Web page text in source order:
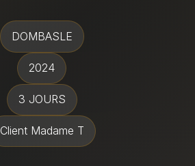
DOMBASLE
2024
3 JOURS
Client Madame T